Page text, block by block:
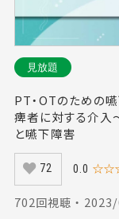
見放題
PT・OTのための
痺者に対する介入
と嚥下障害
72 0.0
702回視聴 ・